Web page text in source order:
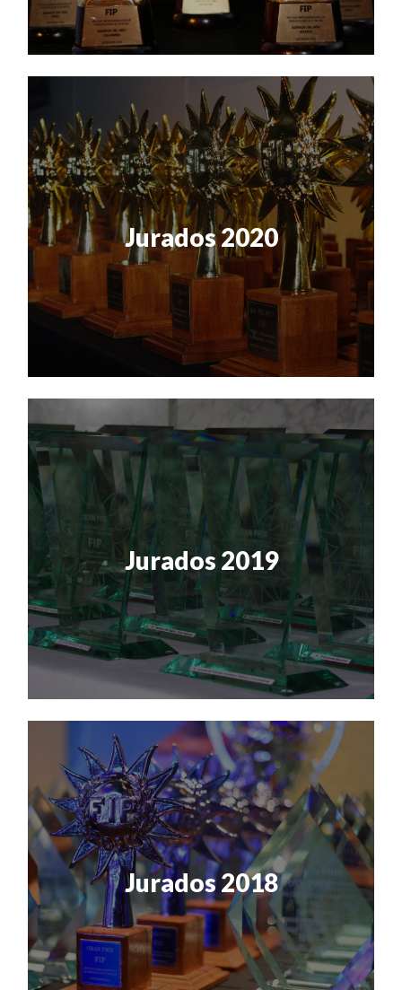
Jurados 2020
Jurados 2019
Jurados 2018